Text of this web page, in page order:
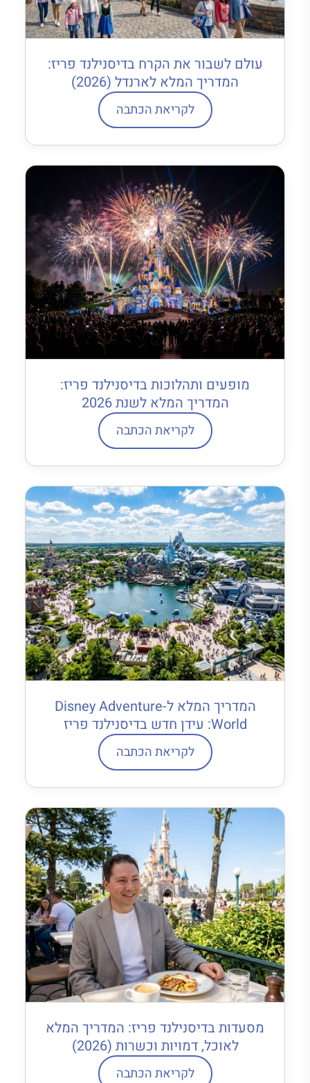
עולם לשבור את הקרח בדיסנילנד פריז:
המדריך המלא לארנדל (2026)
לקריאת הכתבה
מופעים ותהלוכות בדיסנילנד פריז:
המדריך המלא לשנת 2026
לקריאת הכתבה
המדריך המלא ל-Disney Adventure
World: עידן חדש בדיסנילנד פריז
לקריאת הכתבה
מסעדות בדיסנילנד פריז: המדריך המלא
לאוכל, דמויות וכשרות (2026)
לקריאת הכתבה